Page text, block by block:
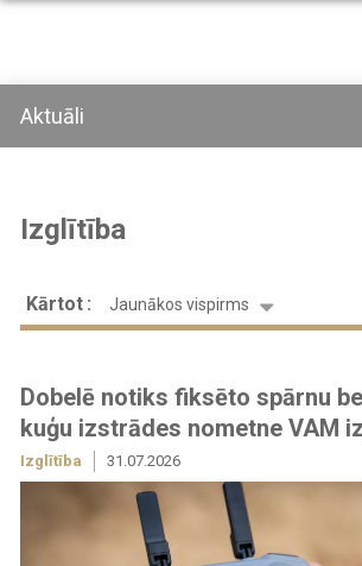
Pārlekt
saturu
Aktuāli
Izglītība
Kārtot Jaunākos vispirms
Dobelē notiks fiksēto spārnu
kuģu izstrādes nometne VAM
Izglītība 31.07.2026